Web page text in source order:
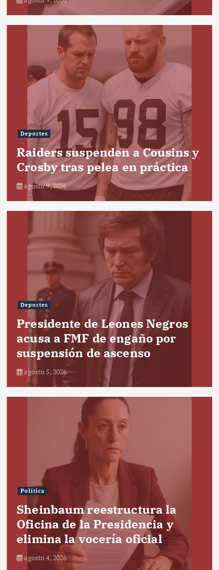
Deportes
Raiders suspenden a Cousins y
Crosby tras pelea en práctica
agosto 9, 2026
Deportes
Presidente de Leones Negros
acusa a FMF de engaño por
suspensión de ascenso
agosto 5, 2026
Política
Sheinbaum reestructura la
Oficina de la Presidencia y
elimina la vocería oficial
agosto 4, 2026